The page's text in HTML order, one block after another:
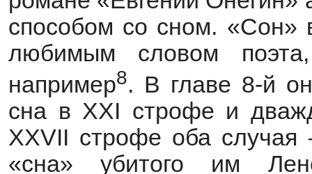
способом со сном. «Сон»
любимым словом
например8. В главе 8-й
сна в XXI строфе и
XXVII строфе оба
«сна» убитого им